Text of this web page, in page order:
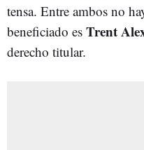
tensa. Entre ambos no
beneficiado es Trent
derecho titular.